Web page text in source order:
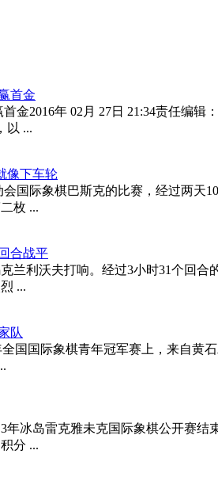
首金
金2016年 02月 27日 21:34责任编
以 ...
像下车轮
国际象棋巴斯克的比赛，经过两天
枚 ...
合战平
兰利沃夫打响。经过3小时31个回
...
队
全国国际象棋青年冠军赛上，来自
冰岛雷克雅未克国际象棋公开赛
分 ...